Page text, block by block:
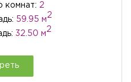
комнат: 2
59.95 м
2
32.50 м
2